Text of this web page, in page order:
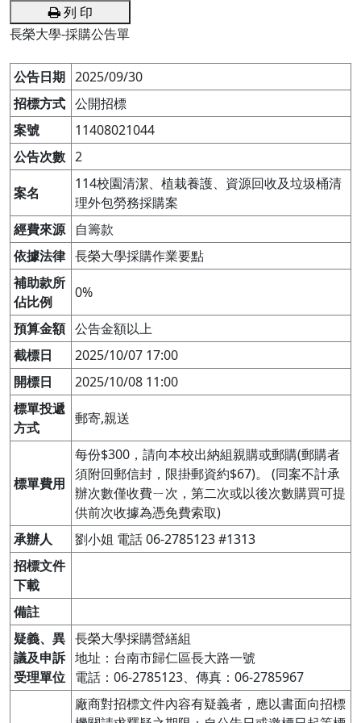
列 印
長榮大學-採購公告單
公告日期 2025/09/30
招標方式 公開招標
案號
11408021044
公告次數 2
案名
114校園清潔、植栽養護、資源回收及垃圾桶清
理外包勞務採購案
經費來源
自籌款
依據法律 長榮大學採購作業要點
補助款所
佔比例
0%
預算金額 公告金額以上
截標日
2025/10/07 17:00
開標日
2025/10/08 11:00
標單投遞
方式
郵寄,親送
標單費用
每份$300，請向本校出納組親購或郵購(郵購者
須附回郵信封，限掛郵資約$67)。 (同案不計承
辦次數僅收費ㄧ次，第二次或以後次數購買可提
供前次收據為憑免費索取)
承辦人
劉小姐 電話 06-2785123 #1313
招標文件
下載
備註
疑義、異
議及申訴
受理單位
長榮大學採購營繕組
地址：台南市歸仁區長大路一號
電話：06-2785123、傳真：06-2785967
廠商對招標文件內容有疑義者，應以書面向招標